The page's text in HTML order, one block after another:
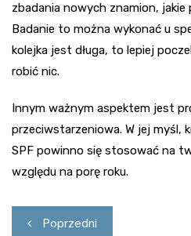
zbadania nowych znamion, jakie
Badanie to można wykonać u
kolejka jest długa, to lepiej
robić nic.
Innym ważnym aspektem jest
przeciwstarzeniowa. W jej myśl,
SPF powinno się stosować na
względu na porę roku.
Nawigacja
Poprzedni